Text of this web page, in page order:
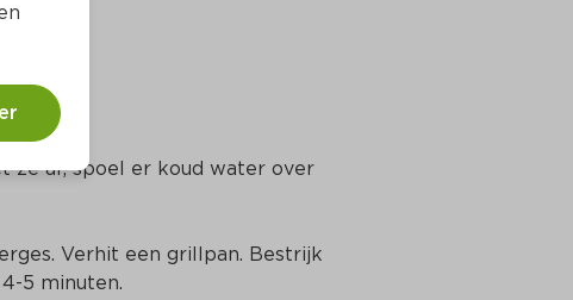
ze af, spoel er koud water over
Verhit een grillpan. Bestrijk
5 minuten.